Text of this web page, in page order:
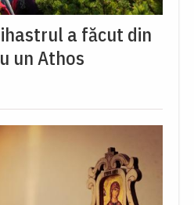
a făcut din
un Athos